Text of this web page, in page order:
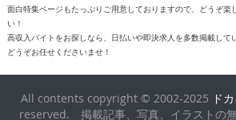
面白特集ページもたっぷりご用意しておりますので、どうぞ楽
い！
高収入バイトをお探しなら、日払いや即決求人を多数掲載して
どうぞお任せくださいませ！
All contents copyright © 2002-2025 ド
reserved. 掲載記事、写真、イラストの無